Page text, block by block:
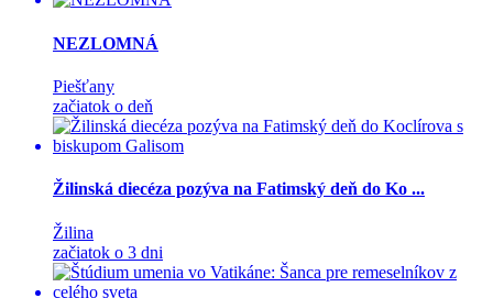
NEZLOMNÁ
Piešťany
začiatok o deň
Žilinská diecéza pozýva na Fatimský deň do Ko ...
Žilina
začiatok o 3 dni